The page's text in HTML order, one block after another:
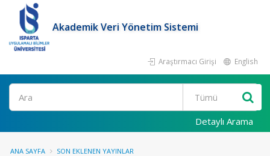
Akademik Veri Yönetim Sistemi
Araştırmacı Girişi English
Ara
Detaylı Arama
ANA SAYFA SON EKLENEN YAYINLAR